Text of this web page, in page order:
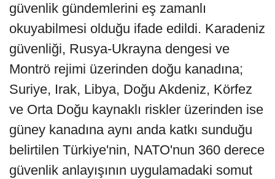
güvenlik gündemlerini eş zamanlı
okuyabilmesi olduğu ifade edildi. Karadeniz
güvenliği, Rusya-Ukrayna dengesi ve
Montrö rejimi üzerinden doğu kanadına;
Suriye, Irak, Libya, Doğu Akdeniz, Körfez
ve Orta Doğu kaynaklı riskler üzerinden ise
güney kanadına aynı anda katkı sunduğu
belirtilen Türkiye'nin, NATO'nun 360 derece
güvenlik anlayışının uygulamadaki somut